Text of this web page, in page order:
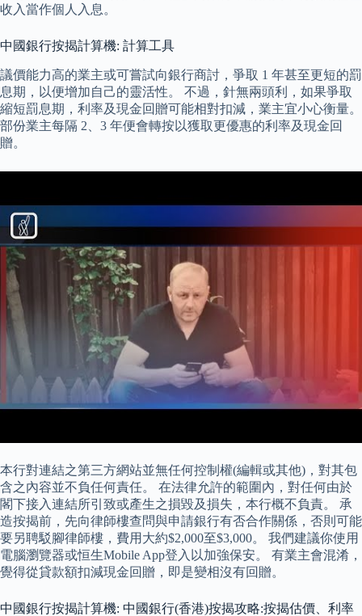
收入當作個人入息。
中國銀行按揭計算機: 計算工具
議價能力高的業主或可嘗試向銀行商討，爭取 1 年甚至更短的罰
息期，以便增加自己的靈活性。 不過，針無兩頭利，如果爭取
縮短罰息期，利率及現金回贈可能相對扣減，業主宜小心衡量。
部份業主每隔 2、3 年便會轉按以獲取更優惠的利率及現金回
贈。
本行對連結之第三方網站並無任何控制權(編輯或其他)，對其包
含之內容並不負任何責任。 在法律允許的範圍內，對任何由於
閣下接入連結所引致或產生之損毀及損失，本行概不負責。 承
造按揭前，先向律師樓查問與申請銀行有否合作關係，否則可能
要另聘駁腳律師樓，費用大約$2,000至$3,000。 我們建議你使用
電腦瀏覽器或恒生Mobile App登入以加強保安。 有業主會混淆，
覺得從貸款額扣減現金回贈，即是變相沒有回贈。
中國銀行按揭計算機: 中國銀行(香港)按揭攻略:按揭估價、利率